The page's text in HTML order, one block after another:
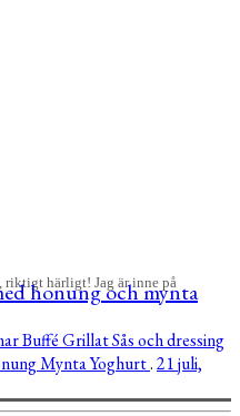
riktigt härligt! Jag är inne på
honung och mynta
BufféGrillatSås och dressing
MyntaYoghurt.21 juli,